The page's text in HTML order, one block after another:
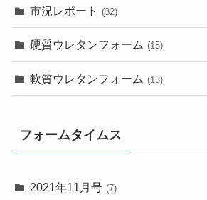
市況レポート (32)
硬質ウレタンフォーム (15)
軟質ウレタンフォーム (13)
フォームタイムス
2021年11月号 (7)